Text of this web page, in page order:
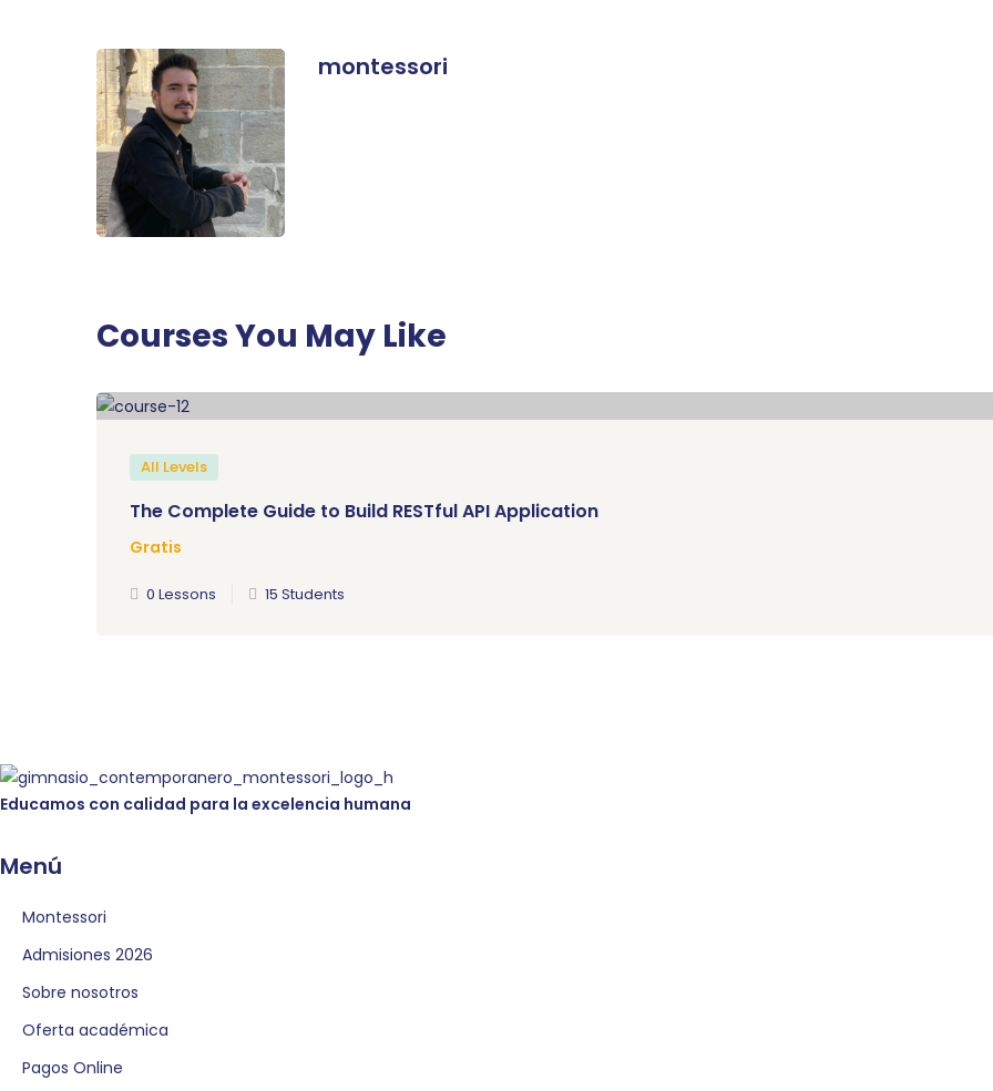
montessori
Courses You May Like
All Levels
The Complete Guide to Build RESTful API Application
Gratis
0 Lessons 15 Students
Educamos con calidad para la excelencia humana
Menú
Montessori
Admisiones 2026
Sobre nosotros
Oferta académica
Pagos Online